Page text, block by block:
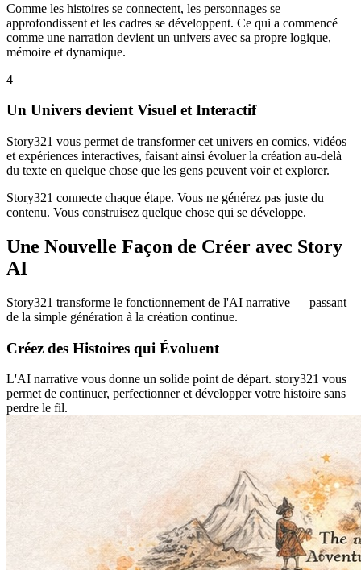
Comme les histoires se connectent, les personnages se
approfondissent et les cadres se développent. Ce qui a commencé
comme une narration devient un univers avec sa propre logique,
mémoire et dynamique.
4
Un Univers devient Visuel et Interactif
Story321 vous permet de transformer cet univers en comics, vidéos
et expériences interactives, faisant ainsi évoluer la création au-delà
du texte en quelque chose que les gens peuvent voir et explorer.
Story321 connecte chaque étape. Vous ne générez pas juste du
contenu. Vous construisez quelque chose qui se développe.
Une Nouvelle Façon de Créer avec Story
AI
Story321 transforme le fonctionnement de l'AI narrative — passant
de la simple génération à la création continue.
Créez des Histoires qui Évoluent
L'AI narrative vous donne un solide point de départ. story321 vous
permet de continuer, perfectionner et développer votre histoire sans
perdre le fil.